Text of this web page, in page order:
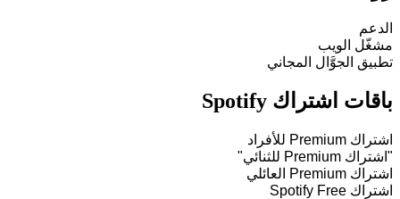
الدعم
مشغّل الويب
تطبيق الجوَّال المجاني
باقات اشتراك Spotify
اشتراك Premium للأفراد
"اشتراك Premium للثنائي"
اشتراك Premium العائلي
اشتراك Spotify Free